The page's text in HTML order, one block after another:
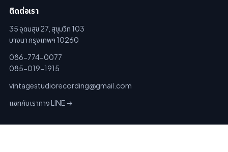
ติดต่อเรา
35 อุดมสุข 27, สุขุมวิท 103
บางนา กรุงเทพฯ 10260
086-774-0077
085-019-1915
vintagestudiorecording@gmail.com
แชทกับเราทาง LINE →